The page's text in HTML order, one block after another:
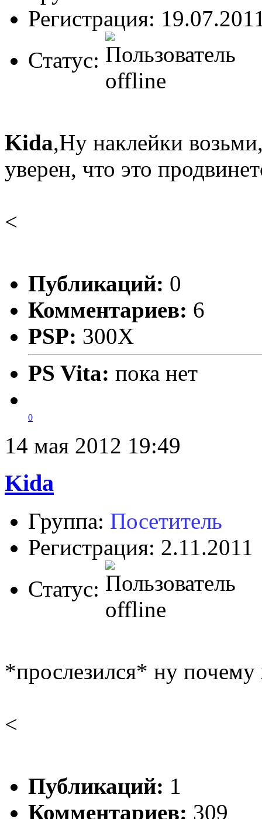
Регистрация:
Статус:
Kida,Ну наклейки
уверен, что это
<
Публикаций: 0
Комментариев: 6
PSP: 300X
PS Vita: пока нет
0
14 мая 2012 19:49
Kida
Группа: Посетитель
Регистрация: 2.11.2011
Статус:
*прослезился* ну
<
Публикаций: 1
Комментариев: 309